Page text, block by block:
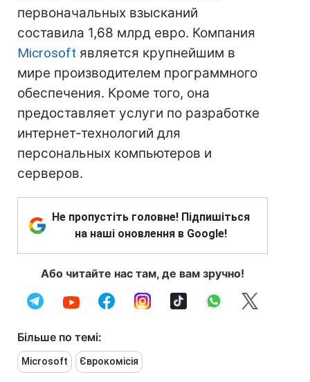
первоначальных взысканий
составила 1,68 млрд евро. Компания
Microsoft является крупнейшим в
мире производителем программного
обеспечения. Кроме того, она
предоставляет услуги по разработке
интернет-технологий для
персональных компьютеров и
серверов.
Не пропустіть головне! Підпишіться
на наші оновлення в Google!
Або читайте нас там, де вам зручно!
Більше по темі:
Microsoft Єврокомісія